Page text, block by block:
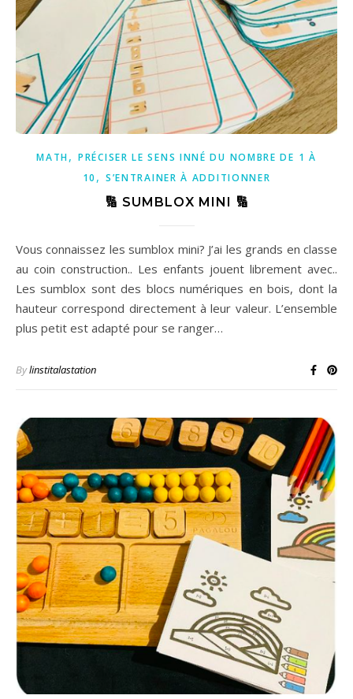
MATH,PRÉCISER LE SENS INNÉ DU NOMBRE DE 1 À
10 , S’ENTRAINER À ADDITIONNER
🔢 SUMBLOX MINI 🔢
Vous connaissez les sumblox mini? J’ai les grands en classe
au coin construction.. Les enfants jouent librement avec..
Les sumblox sont des blocs numériques en bois, dont la
hauteur correspond directement à leur valeur. L’ensemble
plus petit est adapté pour se ranger…
Bylinstitalastation